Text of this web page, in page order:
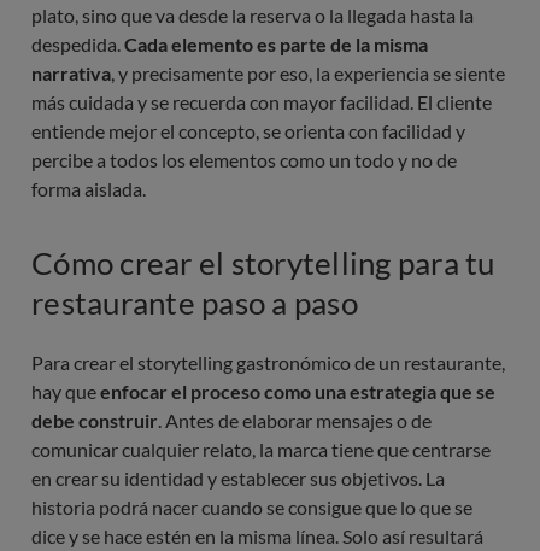
plato, sino que va desde la reserva o la llegada hasta la
despedida.Cada elemento es parte de la misma
narrativa, y precisamente por eso, la experiencia se siente
más cuidada y se recuerda con mayor facilidad. El cliente
entiende mejor el concepto, se orienta con facilidad y
percibe a todos los elementos como un todo y no de
forma aislada.
Cómo crear el storytelling para tu
restaurante paso a paso
Para crear el storytelling gastronómico de un restaurante,
hay queenfocar el proceso como una estrategia que se
debe construir . Antes de elaborar mensajes o de
comunicar cualquier relato, la marca tiene que centrarse
en crear su identidad y establecer sus objetivos. La
historia podrá nacer cuando se consigue que lo que se
dice y se hace estén en la misma línea. Solo así resultará